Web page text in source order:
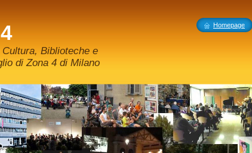
Biblioteche e
di Zona 4 di Milano
Homepage